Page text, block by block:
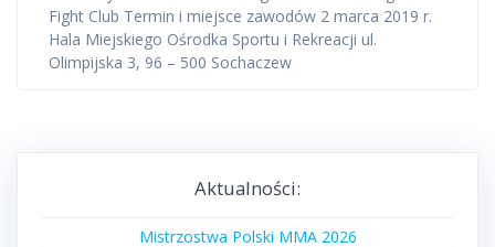
Fight Club Termin i miejsce zawodów 2 marca 2019 r.
Hala Miejskiego Ośrodka Sportu i Rekreacji ul.
Olimpijska 3, 96 – 500 Sochaczew
Aktualności:
Mistrzostwa Polski MMA 2026